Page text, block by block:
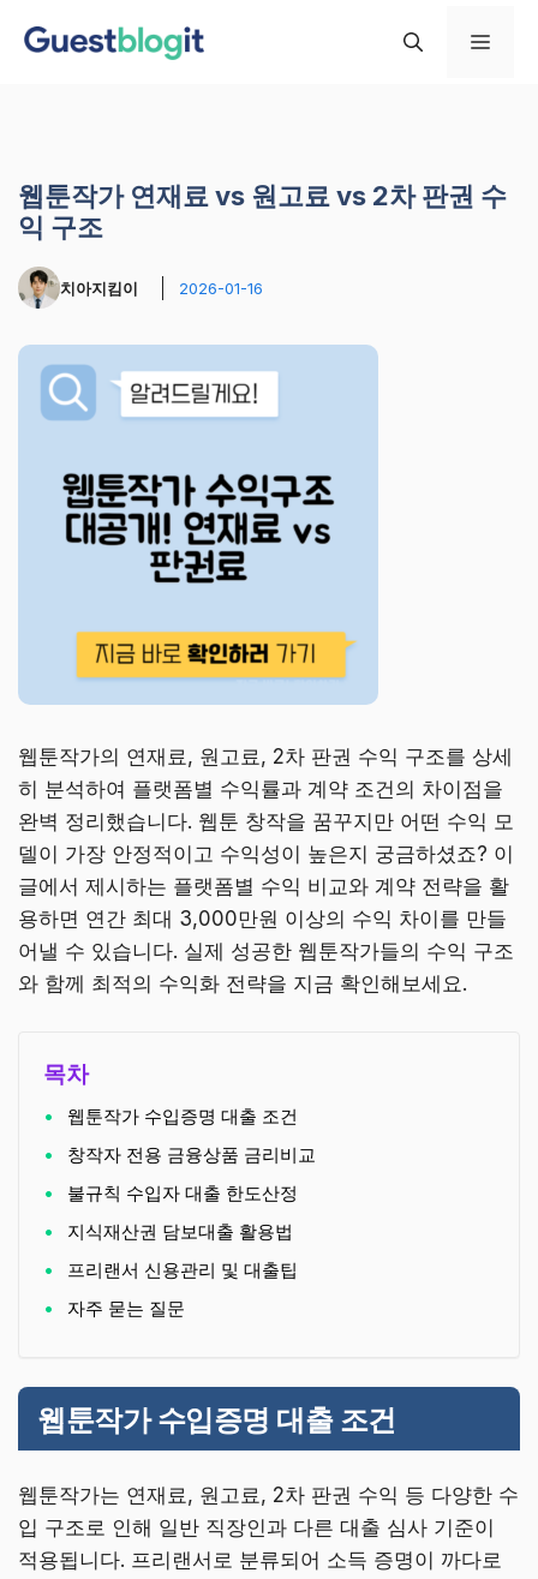
메
웹툰작가 연재료 vs 원고료 vs 2차 판권 수
익 구조
치아지킴이 2026-01-16
웹툰작가의 연재료, 원고료, 2차 판권 수익 구조를 상세
히 분석하여 플랫폼별 수익률과 계약 조건의 차이점을
완벽 정리했습니다. 웹툰 창작을 꿈꾸지만 어떤 수익 모
델이 가장 안정적이고 수익성이 높은지 궁금하셨죠? 이
글에서 제시하는 플랫폼별 수익 비교와 계약 전략을 활
용하면 연간 최대 3,000만원 이상의 수익 차이를 만들
어낼 수 있습니다. 실제 성공한 웹툰작가들의 수익 구조
와 함께 최적의 수익화 전략을 지금 확인해보세요.
목차
웹툰작가 수입증명 대출 조건
창작자 전용 금융상품 금리비교
불규칙 수입자 대출 한도산정
지식재산권 담보대출 활용법
프리랜서 신용관리 및 대출팁
자주 묻는 질문
웹툰작가 수입증명 대출 조건
웹툰작가는 연재료, 원고료, 2차 판권 수익 등 다양한 수
입 구조로 인해 일반 직장인과 다른 대출 심사 기준이
적용됩니다. 프리랜서로 분류되어 소득 증명이 까다로